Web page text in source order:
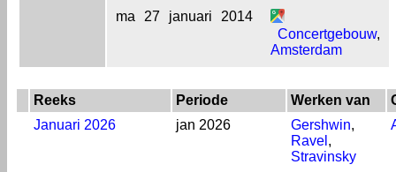
ma
27 januari
2014
Concertgebouw,
Amsterdam
Reeks Periode Werken van
Januari 2026
jan 2026 Gershwin,
Ravel ,
Stravinsky